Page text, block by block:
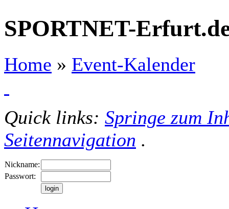
SPORTNET-
Home » Event-Kalender
Quick links: Springe zum
Seitennavigation .
Nickname:
Passwort: